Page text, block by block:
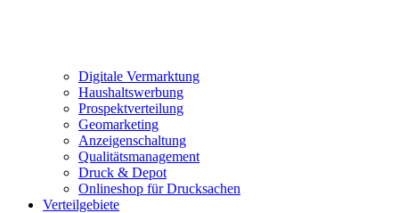
Digitale Vermarktung
Haushaltswerbung
Prospektverteilung
Geomarketing
Anzeigenschaltung
Qualitätsmanagement
Druck & Depot
Onlineshop für Drucksachen
Verteilgebiete